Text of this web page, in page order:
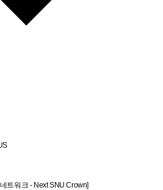
트워크 - Next SNU Crown]